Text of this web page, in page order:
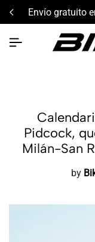
envío gratuito
Pidcock,
Milán-San
by